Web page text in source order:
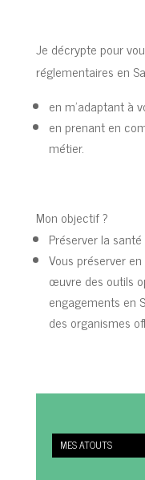
Je décrypte pour
réglementaires en
en m’adaptant à
en prenant en
métier.
Mon objectif ?
Préserver la
Vous préserver
œuvre des outils
engagements en
des organismes
MES ATOUTS